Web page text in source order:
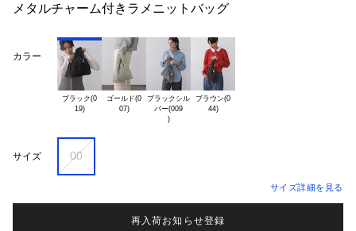
メタルチャーム付きラメニットバッグ
カラー
ブラック(0
19)
ゴールド(0
07)
ブラックシル
バー(009
)
ブラウン(0
44)
サイズ 00
サイズ詳細を見る
再入荷お知らせ登録